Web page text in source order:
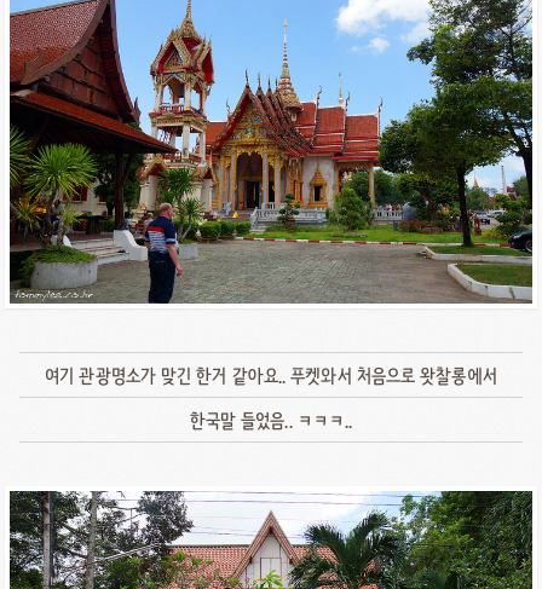
여기 관광명소가 맞긴 한거 같아요.. 푸켓와서 처음으로 왓찰롱에서
한국말 들었음.. ㅋㅋㅋ..